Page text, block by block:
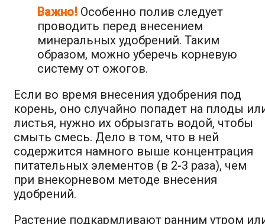
Важно! Особенно полив следует
проводить перед внесением
минеральных удобрений. Таким
образом, можно уберечь корневую
систему от ожогов.
Если во время внесения удобрения под
корень, оно случайно попадет на плоды
листья, нужно их обрызгать водой, чтобы
смыть смесь. Дело в том, что в ней
содержится намного выше концентрация
питательных элементов (в 2-3 раза), чем
при внекорневом методе внесения
удобрений.
Растение подкармливают ранним утром